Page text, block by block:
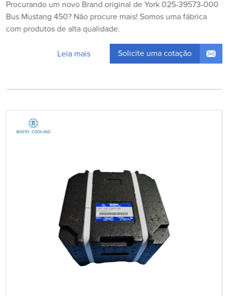
Procurando um novo Brand original de York 025-39573-000
Bus Mustang 450? Não procure mais! Somos uma fábrica
com produtos de alta qualidade.
Leia mais Solicite uma cotação